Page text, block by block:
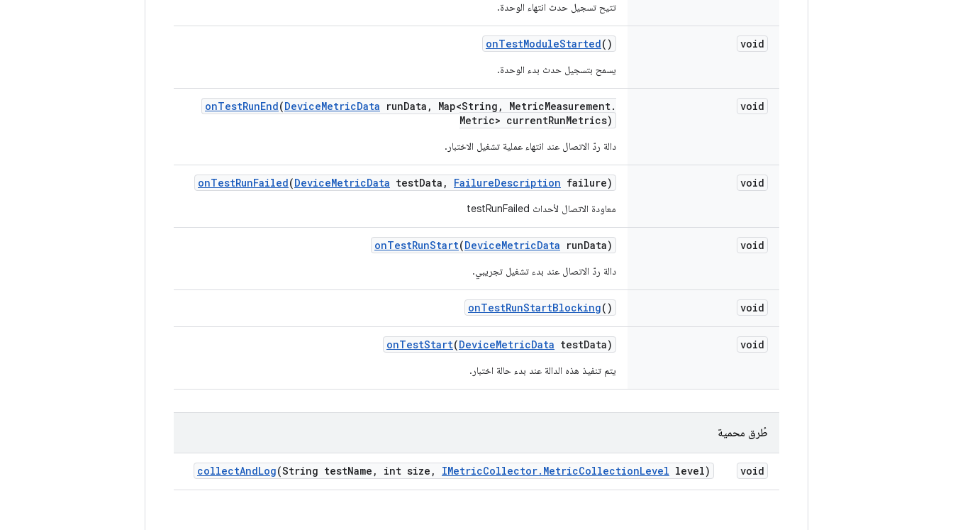
تتيح تسجيل حدث انتهاء الوحدة.
void
onTestModuleStarted()
يسمح بتسجيل حدث بدء الوحدة.
void
onTestRunEnd(DeviceMetricData runData , Map<String , MetricMeasurement.
Metric> currentRunMetrics)
دالة ردّ الاتصال عند انتهاء عملية تشغيل الاختبار.
void
onTestRunFailed(DeviceMetricData testData , FailureDescription failure)
معاودة الاتصال لأحداث testRunFailed
void
onTestRunStart(DeviceMetricData runData)
دالة ردّ الاتصال عند بدء تشغيل تجريبي.
void
onTestRunStartBlocking()
void
onTestStart(DeviceMetricData testData)
يتم تنفيذ هذه الدالة عند بدء حالة اختبار.
طُرق محمية
void
collectAndLog(String testName , int size , IMetricCollector. MetricCollectionLevel level)